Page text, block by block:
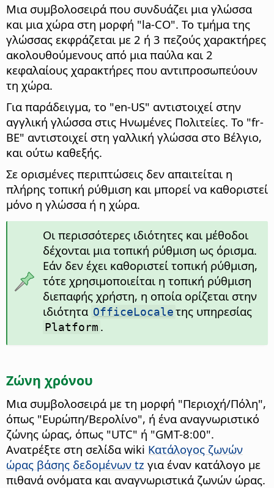
Μια συμβολοσειρά που συνδυάζει μια γλώσσα
και μια χώρα στη μορφή "la-CO". Το τμήμα της
γλώσσας εκφράζεται με 2 ή 3 πεζούς χαρακτήρες
ακολουθούμενους από μια παύλα και 2
κεφαλαίους χαρακτήρες που αντιπροσωπεύουν
τη χώρα.
Για παράδειγμα, το "en-US" αντιστοιχεί στην
αγγλική γλώσσα στις Ηνωμένες Πολιτείες. Το "fr-
BE" αντιστοιχεί στη γαλλική γλώσσα στο Βέλγιο,
και ούτω καθεξής.
Σε ορισμένες περιπτώσεις δεν απαιτείται η
πλήρης τοπική ρύθμιση και μπορεί να καθοριστεί
μόνο η γλώσσα ή η χώρα.
Οι περισσότερες ιδιότητες και μέθοδοι
δέχονται μια τοπική ρύθμιση ως όρισμα.
Εάν δεν έχει καθοριστεί τοπική ρύθμιση,
τότε χρησιμοποιείται η τοπική ρύθμιση
διεπαφής χρήστη, η οποία ορίζεται στην
ιδιότητα OfficeLocaleτης υπηρεσίας
Platform .
Ζώνη χρόνου
Μια συμβολοσειρά με τη μορφή "Περιοχή/Πόλη",
όπως "Ευρώπη/Βερολίνο", ή ένα αναγνωριστικό
ζώνης ώρας, όπως "UTC" ή "GMT-8:00".
Ανατρέξτε στη σελίδα wiki Κατάλογος ζωνών
ώρας βάσης δεδομένων tz για έναν κατάλογο με
πιθανά ονόματα και αναγνωριστικά ζωνών ώρας.